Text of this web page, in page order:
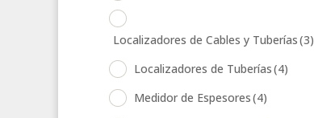
Localizadores de Cables y Tuberías(3)
Localizadores de Tuberías(4)
Medidor de Espesores(4)